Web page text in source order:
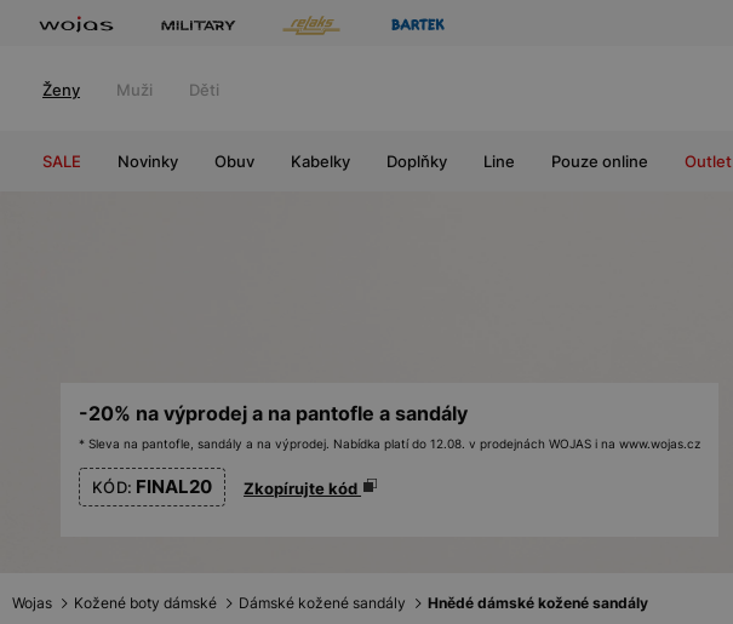
Ženy Muži Děti
SALE Novinky Obuv Kabelky Doplňky Line Pouze online Outlet
-20% na výprodej a na pantofle a sandály
* Sleva na pantofle, sandály a na výprodej. Nabídka platí do 12.08. v prodejnách WOJAS i na www.wojas.cz
KÓD: FINAL20 Zkopírujte kód
Wojas Kožené boty dámské Dámské kožené sandály Hnědé dámské kožené sandály